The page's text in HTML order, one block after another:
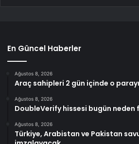
En Güncel Haberler
Ağustos 8, 2026
Araç sahipleri 2 gün içinde o
Ağustos 8, 2026
DoubleVerify hissesi bugün neden
Ağustos 8, 2026
Türkiye, Arabistan ve Pakistan